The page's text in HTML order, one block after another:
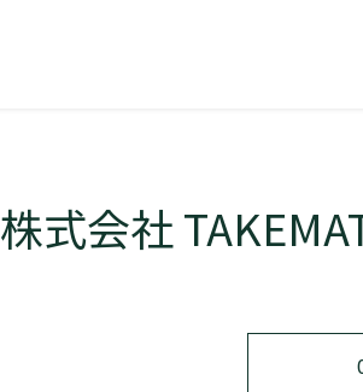
株式会社